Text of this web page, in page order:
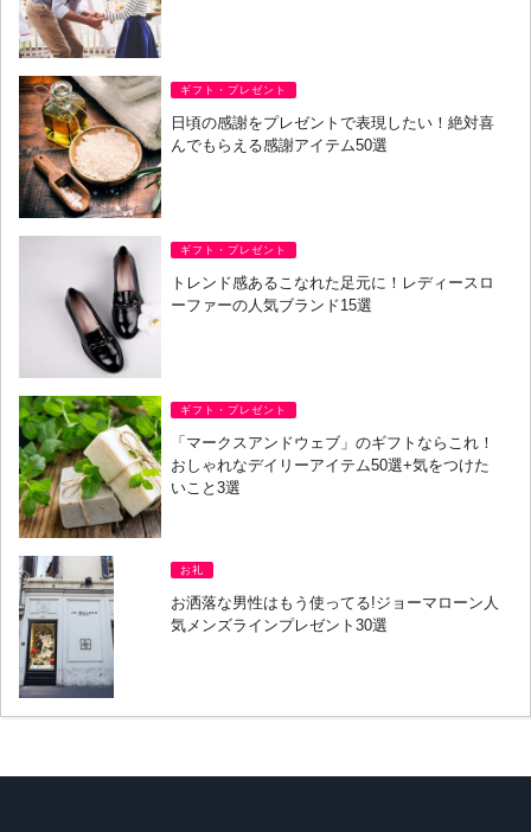
ギフト・プレゼント
日頃の感謝をプレゼントで表現したい！絶対喜
んでもらえる感謝アイテム50選
ギフト・プレゼント
トレンド感あるこなれた足元に！レディースロ
ーファーの人気ブランド15選
ギフト・プレゼント
「マークスアンドウェブ」のギフトならこれ！
おしゃれなデイリーアイテム50選+気をつけた
いこと3選
お礼
お洒落な男性はもう使ってる!ジョーマローン人
気メンズラインプレゼント30選